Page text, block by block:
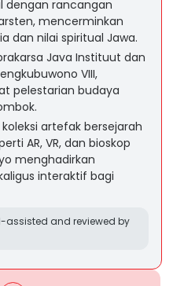
dengan rancangan
mencerminkan
dan nilai spiritual Jawa.
Java Instituut dan
VIII,
pelestarian budaya
artefak bersejarah
AR, VR, dan bioskop
menghadirkan
interaktif bagi
assisted and reviewed by